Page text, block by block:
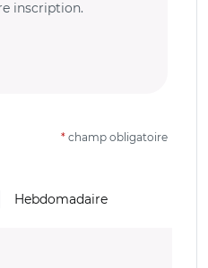
inscription.
* champ obligatoire
Hebdomadaire
obligatoire)